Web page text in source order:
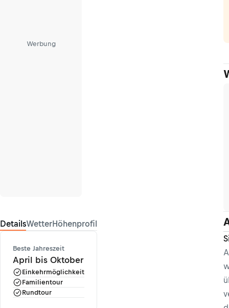
Werbung
DetailsWetterHöhenprofil
Beste Jahreszeit
April bis Oktober
Einkehrmöglichkeit
Familientour
Rundtour